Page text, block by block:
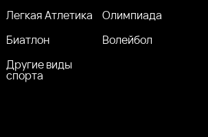
Легкая Атлетика
Олимпиада
Биатлон
Волейбол
Другие виды
спорта